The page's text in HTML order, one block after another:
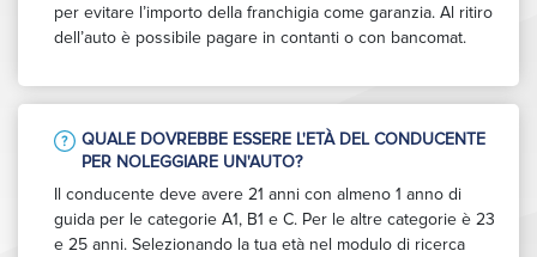
per evitare l’importo della franchigia come garanzia. Al ritiro
dell’auto è possibile pagare in contanti o con bancomat.
QUALE DOVREBBE ESSERE L'ETÀ DEL CONDUCENTE
PER NOLEGGIARE UN'AUTO?
Il conducente deve avere 21 anni con almeno 1 anno di
guida per le categorie A1, B1 e C. Per le altre categorie è 23
e 25 anni. Selezionando la tua età nel modulo di ricerca